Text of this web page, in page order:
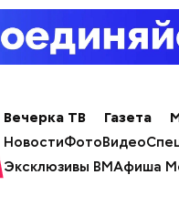
Вечерка ТВ Газета
НовостиФотоВидео
Эксклюзивы ВМАфиша
счастливых
кроется в
другими